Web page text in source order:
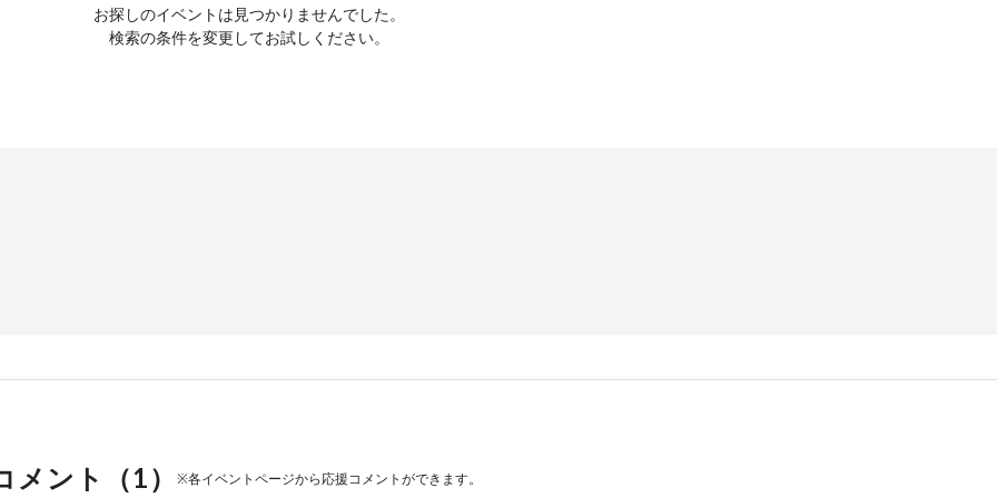
お探しのイベントは見つかりませんでした。
検索の条件を変更してお試しください。
メント（1） ※各イベントページから応援コメントができます。